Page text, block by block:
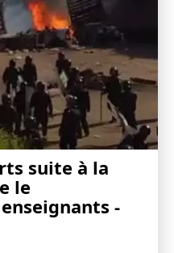
suite à la
le
-